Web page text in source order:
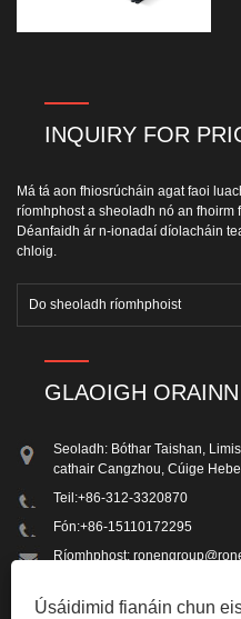
INQUIRY FOR
Má tá aon fhiosrúcháin agat faoi
ríomhphost a sheoladh nó an
Déanfaidh ár n-ionadaí díolacháin
chloig.
GLAOIGH ORAINN
Seoladh: Bóthar Taishan,
cathair Cangzhou, Cúige
Teil:+86-312-3320870
Fón:+86-15110172295
Ríomhphost:
Úsáidimid fianáin chun